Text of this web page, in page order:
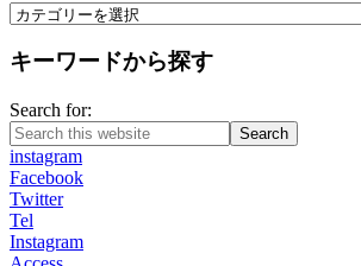
キーワードから探す
Search for:
Search
instagram
Facebook
Twitter
Tel
Instagram